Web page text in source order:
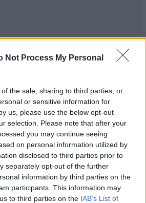
Not Process My Personal
the sale, sharing to third parties, or
or sensitive information for
us, please use the below opt-out
selection. Please note that after your
you may continue seeing
on personal information utilized by
disclosed to third parties prior to
separately opt-out of the further
information by third parties on the
participants. This information may
to third parties on the IAB’s List of